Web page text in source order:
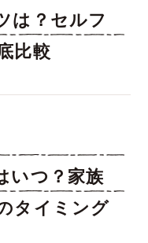
は？セルフ
比較
いつ？家族
タイミング